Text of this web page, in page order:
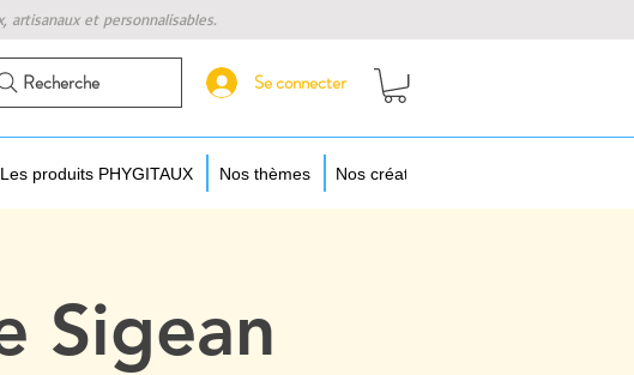
artisanaux et personnalisables.
Recherche Se connecter
Les produits PHYGITAUX Nos thèmes Nos créateurs
Sigean